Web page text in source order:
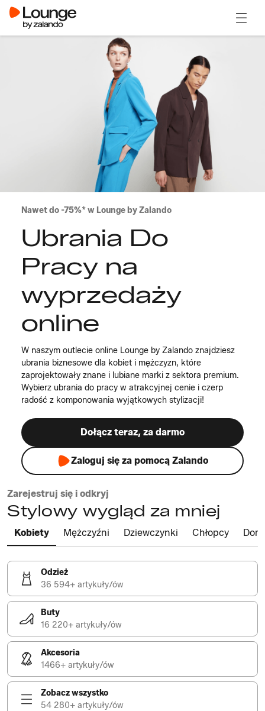
Nawet do -75%* w Lounge by Zalando
Ubrania Do
Pracy na
wyprzedaży
online
W naszym outlecie online Lounge by Zalando znajdziesz
ubrania biznesowe dla kobiet i mężczyzn, które
zaprojektowały znane i lubiane marki z sektora premium.
Wybierz ubrania do pracy w atrakcyjnej cenie i czerp
radość z komponowania wyjątkowych stylizacji!
Dołącz teraz, za darmo
Zaloguj się za pomocą Zalando
Zarejestruj się i odkryj
Stylowy wygląd za mniej
Kobiety Mężczyźni Dziewczynki Chłopcy Dom
Odzież
36 594+ artykuły/ów
Buty
16 220+ artykuły/ów
Akcesoria
1466+ artykuły/ów
Zobacz wszystko
54 280+ artykuły/ów